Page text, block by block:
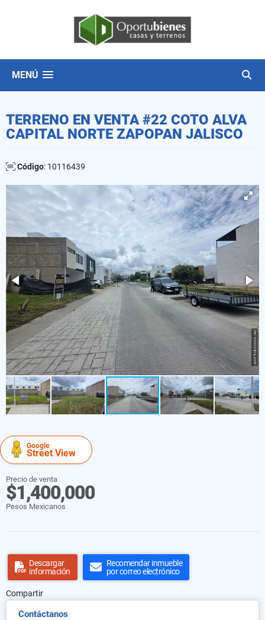
MENÚ
TERRENO EN VENTA #22 COTO ALVA
CAPITAL NORTE ZAPOPAN JALISCO
Código: 10116439
Google
Street View
Precio de venta
$1,400,000
Pesos Mexicanos
Descargar
información
Recomendar inmueble
por correo electrónico
Compartir
Contáctanos